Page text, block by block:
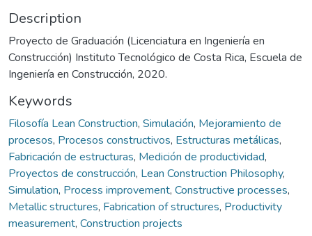
Description
Proyecto de Graduación (Licenciatura en Ingeniería en
Construcción) Instituto Tecnológico de Costa Rica, Escuela de
Ingeniería en Construcción, 2020.
Keywords
Filosofía Lean Construction, Simulación, Mejoramiento de
procesos, Procesos constructivos, Estructuras metálicas,
Fabricación de estructuras, Medición de productividad,
Proyectos de construcción, Lean Construction Philosophy,
Simulation, Process improvement, Constructive processes,
Metallic structures, Fabrication of structures, Productivity
measurement, Construction projects